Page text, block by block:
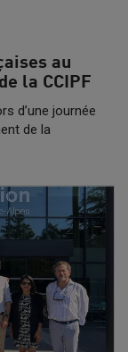
au
la CCIPF
d’une journée
de la